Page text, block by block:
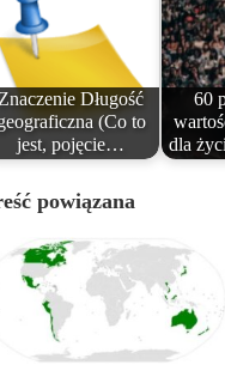
Długość
(Co to
jest, pojęcie…
60
dla
powiązana